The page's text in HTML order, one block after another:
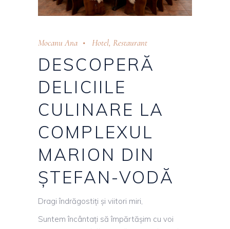
Mocanu Ana Hotel, Restaurant
DESCOPERĂ
DELICIILE
CULINARE LA
COMPLEXUL
MARION DIN
ȘTEFAN-VODĂ
Dragi îndrăgostiți și viitori miri,
Suntem încântați să împărtășim cu voi